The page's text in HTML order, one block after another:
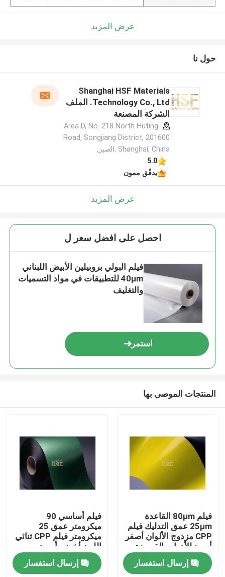
منزل
عرض المزيد
حول نا
Shanghai HSF Materials
Technology Co., Ltd. الملف
الشركة المصنعة
Area D, No. 218 North Huting
Road, Songjiang District, 201600
Shanghai, China ,الصين
5.0
يدقّق ممون
عرض المزيد
احصل على افضل سعر ل
فيلم البولي بروبيلين الأبيض اللبناني
40μm للتطبيقات في مواد التسميات
والتغليف
استمر
المنتجات الموصى بها
فيلم 80μm القاعدة
25μm عمق التدليك فيلم
CPP مزدوج الألوان أصفر
أسود للأدوات القصيدة
الراقية والعلامات
الصناعيةإرسال استفسار
فيلم أساسي 90
ميكرومتر عمق 25
ميكرومتر فيلم CPP ثنائي
اللون أخضر-أسود
للقرطاسية والتغليف
المتطورةإرسال استفسار